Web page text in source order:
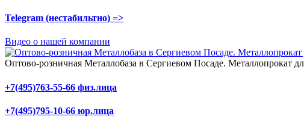
Telegram (нестабильтно) =>
Видео о нашей компании
Оптово-розничная Металлобаза в Сергиевом Посаде. Металлопрокат
+7(495)763-55-66 физ.лица
+7(495)795-10-66 юр.лица